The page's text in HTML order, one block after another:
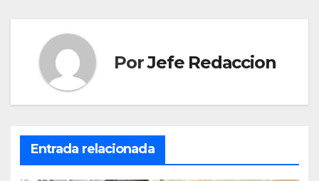
PorJefe Redaccion
Entrada relacionada